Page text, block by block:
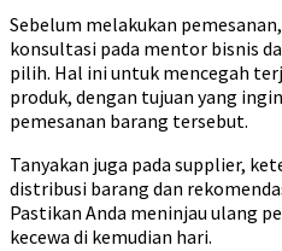
Sebelum melakukan
konsultasi pada mentor bisnis
pilih. Hal ini untuk mencegah
produk, dengan tujuan yang
pemesanan barang tersebut.
Tanyakan juga pada supplier,
distribusi barang dan
Pastikan Anda meninjau ulang
kecewa di kemudian hari.